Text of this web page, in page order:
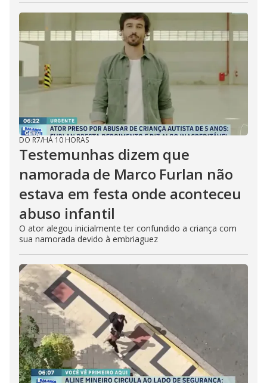
DO R7/HÁ 10 HORAS
Testemunhas dizem que
namorada de Marco Furlan não
estava em festa onde aconteceu
abuso infantil
O ator alegou inicialmente ter confundido a criança com
sua namorada devido à embriaguez